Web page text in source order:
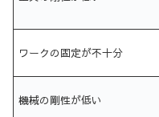
ワークの固定が不十分
機械の剛性が低い